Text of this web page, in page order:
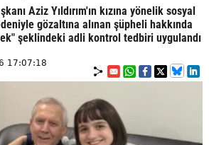
Aziz Yıldırım'ın kızına yönelik sosyal
gözaltına alınan şüpheli hakkında
şeklindeki adli kontrol tedbiri uygulandı
17:07:18